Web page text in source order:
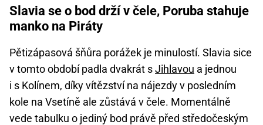
Slavia se o bod drží v čele, Poruba stahuje
manko na Piráty
Pětizápasová šňůra porážek je minulostí. Slavia sice
v tomto období padla dvakrát sJihlavou a jednou
i s Kolínem, díky vítězství na nájezdy v posledním
kole na Vsetíně ale zůstává v čele. Momentálně
vede tabulku o jediný bod právě před středočeským